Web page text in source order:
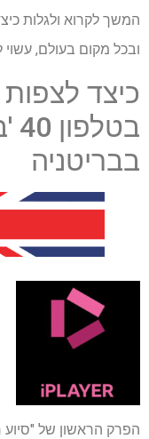
ובכל מקום בעולם, עשוי
כיצד לצפות
בבריטניה